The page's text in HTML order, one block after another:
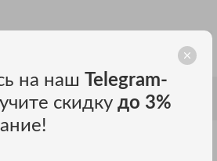
на наш Telegram-
скидку до 3%